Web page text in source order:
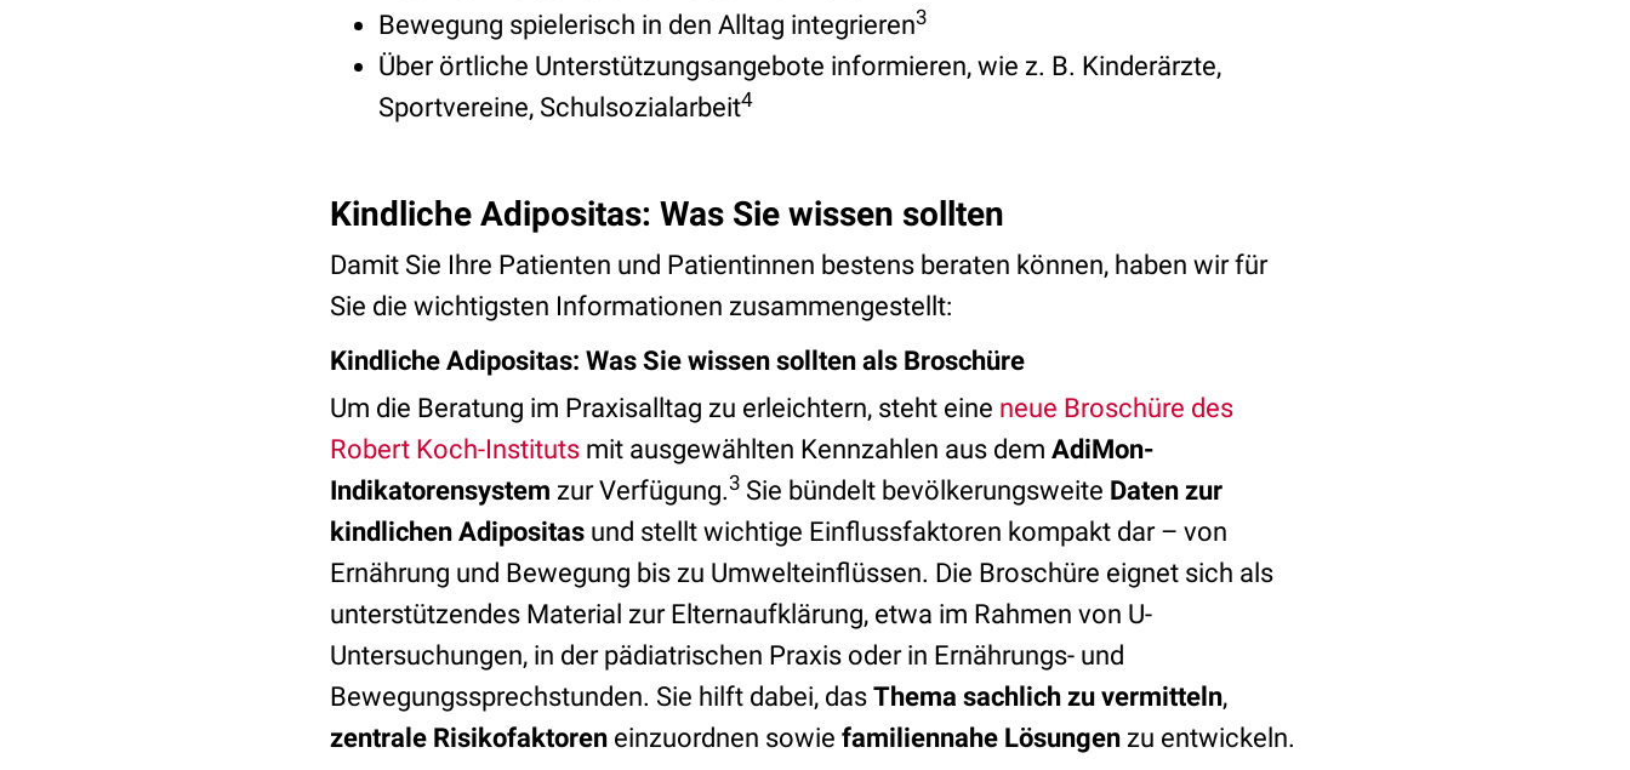
Bewegung spielerisch in den Alltag integrieren3
Über örtliche Unterstützungsangebote informieren, wie z. B. Kinderärzte,
Sportvereine, Schulsozialarbeit4
Kindliche Adipositas: Was Sie wissen sollten
Damit Sie Ihre Patienten und Patientinnen bestens beraten können, haben wir für
Sie die wichtigsten Informationen zusammengestellt:
Kindliche Adipositas: Was Sie wissen sollten als Broschüre
Um die Beratung im Praxisalltag zu erleichtern, steht eine neue Broschüre des
Robert Koch-Instituts mit ausgewählten Kennzahlen aus dem AdiMon-
Indikatorensystem zur Verfügung.3 Sie bündelt bevölkerungsweite Daten zur
kindlichen Adipositas und stellt wichtige Einflussfaktoren kompakt dar – von
Ernährung und Bewegung bis zu Umwelteinflüssen. Die Broschüre eignet sich als
unterstützendes Material zur Elternaufklärung, etwa im Rahmen von U-
Untersuchungen, in der pädiatrischen Praxis oder in Ernährungs- und
Bewegungssprechstunden. Sie hilft dabei, das Thema sachlich zu vermitteln,
zentrale Risikofaktoren einzuordnen sowie familiennahe Lösungen zu entwickeln.